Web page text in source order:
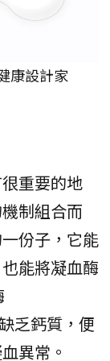
康設計家
重要的地
制組合而
份子，它能
能將凝血酶
乏鈣質，便
異常。